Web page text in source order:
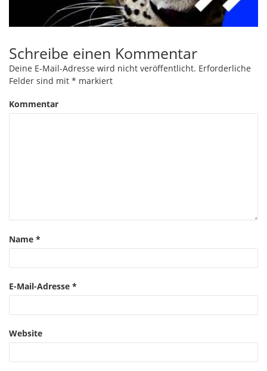
Schreibe einen Kommentar
Deine E-Mail-Adresse wird nicht veröffentlicht. Erforderliche
Felder sind mit * markiert
Kommentar
Name *
E-Mail-Adresse *
Website